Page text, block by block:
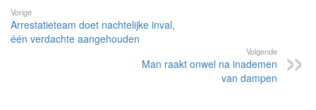
Vorige
Arrestatieteam doet nachtelijke inval,
één verdachte aangehouden
Volgende
Man raakt onwel na inademen
van dampen